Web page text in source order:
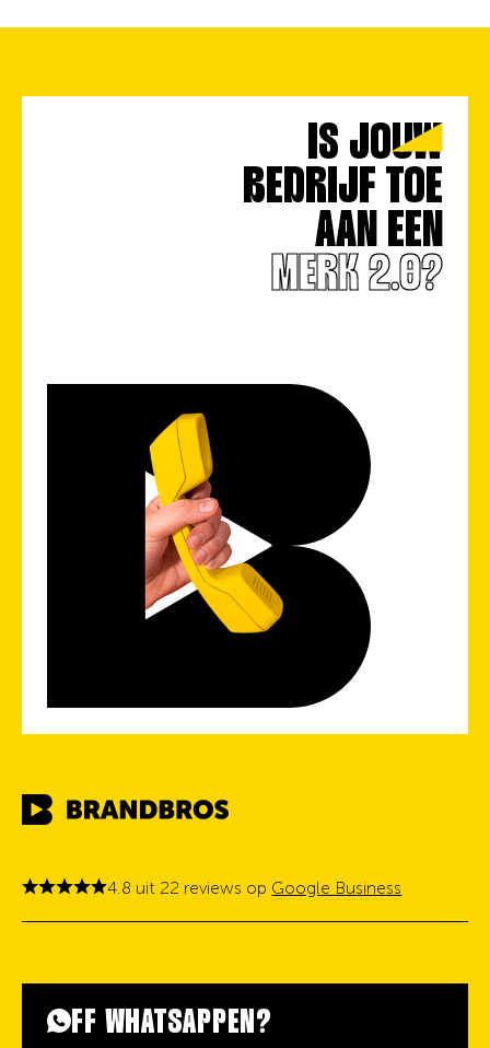
IS JOUW
BEDRIJF TOE
AAN EEN
MERK 2.0?
4.8 uit 22 reviews op Google Business
FF WHATSAPPEN?